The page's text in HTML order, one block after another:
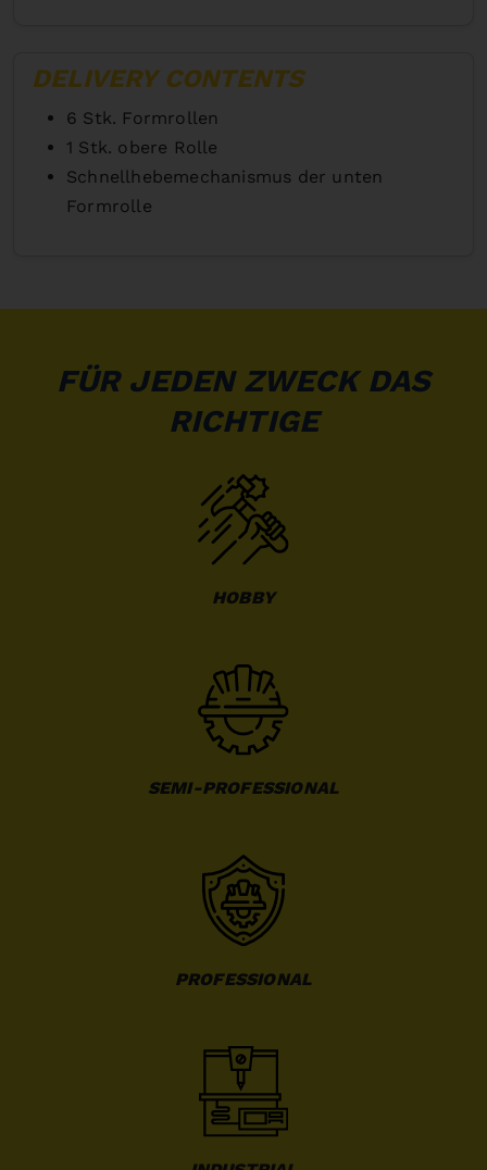
DELIVERY CONTENTS
6 Stk. Formrollen
1 Stk. obere Rolle
Schnellhebemechanismus der unten
Formrolle
FÜR JEDEN ZWECK DAS
RICHTIGE
HOBBY
SEMI-PROFESSIONAL
PROFESSIONAL